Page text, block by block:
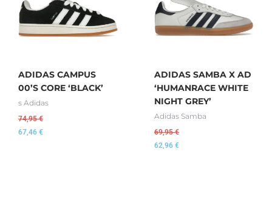
ADIDAS CAMPUS
00’S CORE ‘BLACK’
s Adidas
74,95€
67,46 €
ADIDAS SAMBA X AD
‘HUMANRACE WHITE
NIGHT GREY’
Adidas Samba
69,95€
62,96 €